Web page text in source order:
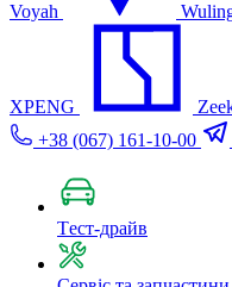
Voyah
XPENG
+38 (067) 161-10-00
Tест-драйв